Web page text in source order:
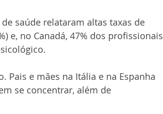
saúde relataram altas taxas de
e, no Canadá, 47% dos profissionais
Pais e mães na Itália e na Espanha
se concentrar, além de